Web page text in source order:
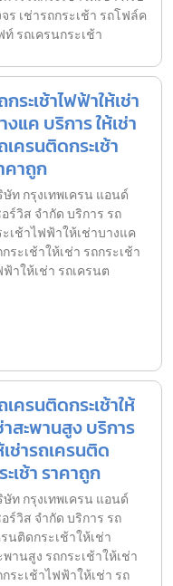
จร เช่ารถกระเช้า รถโฟล์ค
ท์ รถเครนกระเช้า
กระเช้าไฟฟ้าให้เช่า
งแค บริการ ให้เช่า
เครนติดกระเช้า
คาถูก
ท กรุงเทพเครน แอนด์
อร์วิส จำกัด บริการ รถ
ะเช้าไฟฟ้าให้เช่าบางแค
ระเช้าให้เช่า รถกระเช้า
าให้เช่า รถเครนต
เครนติดกระเช้าให้
าสะพานสูง บริการ
เช่ารถเครนติด
ะเช้า ราคาถูก
ท กรุงเทพเครน แอนด์
อร์วิส จำกัด บริการ รถ
รนติดกระเช้าให้เช่า
พานสูง รถกระเช้าให้เช่า
กระเช้าไฟฟ้าให้เช่า รถ